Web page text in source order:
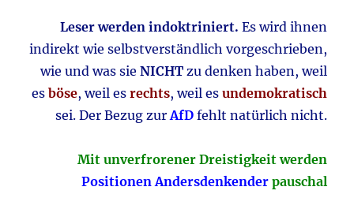
Leser werden indoktriniert. Es wird ihnen
indirekt wie selbstverständlich vorgeschrieben,
wie und was sie NICHTzu denken haben, weil
es böse, weil es rechts, weil es undemokratisch
sei. Der Bezug zurAfD fehlt natürlich nicht.
Mit unverfrorener Dreistigkeit werden
Positionen Andersdenkender pauschal